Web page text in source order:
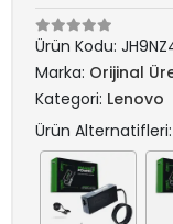
Ürün Kodu:
Marka: Orijinal
Kategori: Lenovo
Ürün